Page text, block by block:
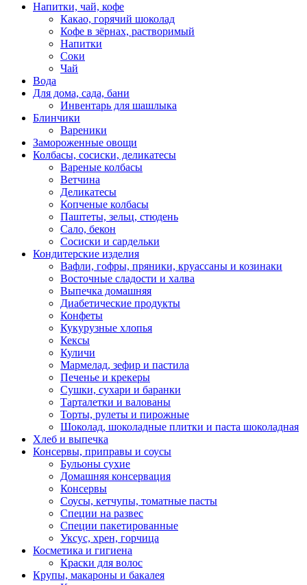
Напитки, чай, кофе
Какао, горячий шоколад
Кофе в зёрнах, растворимый
Напитки
Соки
Чай
Вода
Для дома, сада, бани
Инвентарь для шашлыка
Блинчики
Вареники
Замороженные овощи
Колбасы, сосиски, деликатесы
Вареные колбасы
Ветчина
Деликатесы
Копченые колбасы
Паштеты, зельц, стюдень
Сало, бекон
Сосиски и сардельки
Кондитерские изделия
Вафли, гофры, пряники, круассаны и козинаки
Восточные сладости и халва
Выпечка домашняя
Диабетические продукты
Конфеты
Кукурузные хлопья
Кексы
Куличи
Мармелад, зефир и пастила
Печенье и крекеры
Сушки, сухари и баранки
Тарталетки и валованы
Торты, рулеты и пирожные
Шоколад, шоколадные плитки и паста шоколадная
Хлеб и выпечка
Консервы, приправы и соусы
Бульоны сухие
Домашняя консервация
Консервы
Соусы, кетчупы, томатные пасты
Специи на развес
Специи пакетированные
Уксус, хрен, горчица
Косметика и гигиена
Краски для волос
Крупы, макароны и бакалея